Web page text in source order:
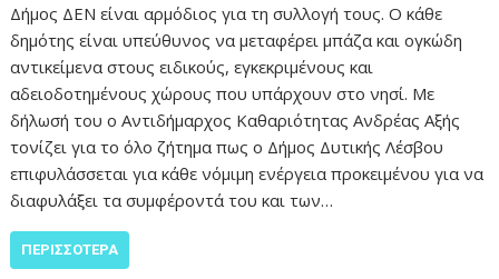
Δήμος ΔΕΝ είναι αρμόδιος για τη συλλογή τους. Ο κάθε
δημότης είναι υπεύθυνος να μεταφέρει μπάζα και ογκώδη
αντικείμενα στους ειδικούς, εγκεκριμένους και
αδειοδοτημένους χώρους που υπάρχουν στο νησί. Με
δήλωσή του ο Αντιδήμαρχος Καθαριότητας Ανδρέας Αξής
τονίζει για το όλο ζήτημα πως ο Δήμος Δυτικής Λέσβου
επιφυλάσσεται για κάθε νόμιμη ενέργεια προκειμένου για να
διαφυλάξει τα συμφέροντά του και των…
ΠΕΡΙΣΣΌΤΕΡΑ